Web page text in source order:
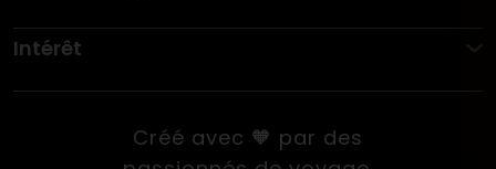
Intérêt
Créé avec 🧡 par des